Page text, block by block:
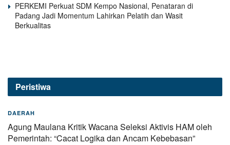
PERKEMI Perkuat SDM Kempo Nasional, Penataran di
Padang Jadi Momentum Lahirkan Pelatih dan Wasit
Berkualitas
Peristiwa
DAERAH
Agung Maulana Kritik Wacana Seleksi Aktivis HAM oleh
Pemerintah: “Cacat Logika dan Ancam Kebebasan”